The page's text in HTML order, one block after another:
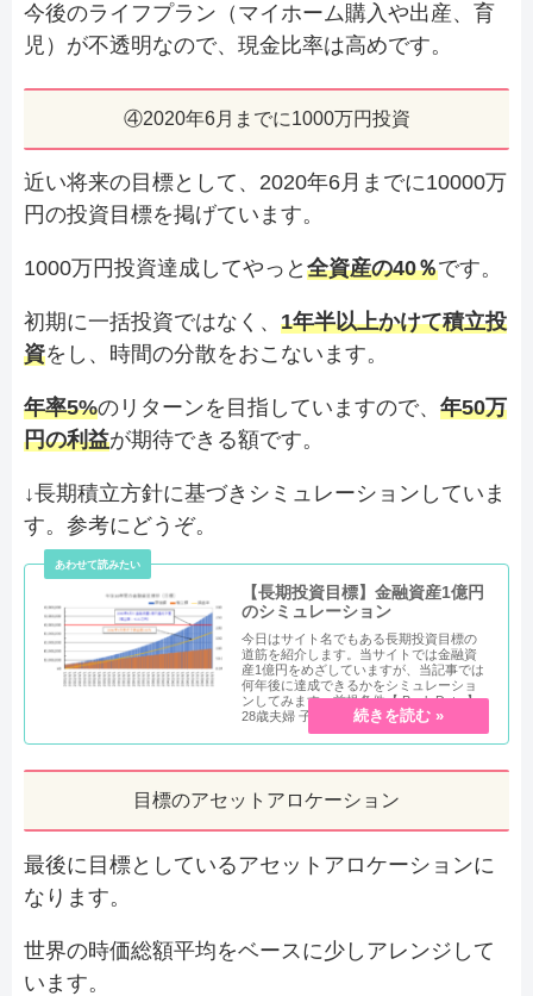
今後のライフプラン（マイホーム購入や出産、育
児）が不透明なので、現金比率は高めです。
④2020年6月までに1000万円投資
近い将来の目標として、2020年6月までに10000万
円の投資目標を掲げています。
1000万円投資達成してやっと 全資産の40％です。
初期に一括投資ではなく、 1年半以上かけて積立投
資をし、時間の分散をおこないます。
年率5%のリターンを目指していますので、 年50万
円の利益が期待できる額です。
↓長期積立方針に基づきシミュレーションしていま
す。参考にどうぞ。
【長期投資目標】金融資産1億円
のシミュレーション
今日はサイト名でもある長期投資目標の
道筋を紹介します。当サイトでは金融資
産1億円をめざしていますが、当記事では
何年後に達成できるかをシミュレーショ
ンしてみます。前提条件【 Back Data 】
28歳夫婦 子なし夫婦共...
目標のアセットアロケーション
最後に目標としているアセットアロケーションに
なります。
世界の時価総額平均をベースに少しアレンジして
います。